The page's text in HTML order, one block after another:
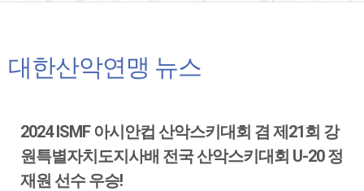
대한산악연맹 뉴스
2024 ISMF 아시안컵 산악스키대회 겸 제21회 강
원특별자치도지사배 전국 산악스키대회 U-20 정
재원 선수 우승!